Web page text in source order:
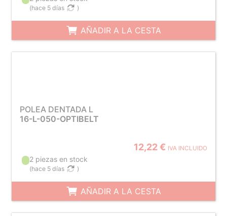
(hace 5 días )
AÑADIR A LA CESTA
POLEA DENTADA L
16-L-050-OPTIBELT
12,22 € IVA INCLUIDO
2 piezas en stock
(hace 5 días )
AÑADIR A LA CESTA